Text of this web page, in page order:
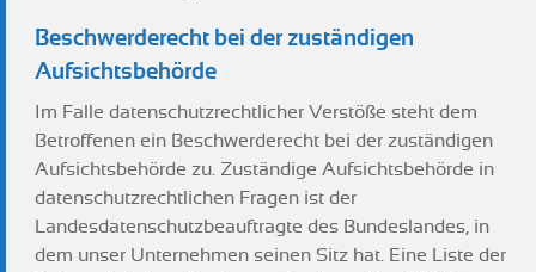
Beschwerderecht bei der zuständigen
Aufsichtsbehörde
Im Falle datenschutzrechtlicher Verstöße steht dem
Betroffenen ein Beschwerderecht bei der zuständigen
Aufsichtsbehörde zu. Zuständige Aufsichtsbehörde in
datenschutzrechtlichen Fragen ist der
Landesdatenschutzbeauftragte des Bundeslandes, in
dem unser Unternehmen seinen Sitz hat. Eine Liste der